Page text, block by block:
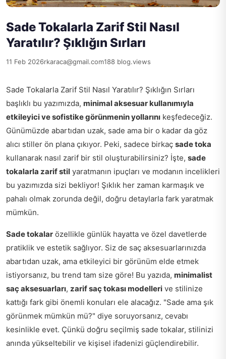
Sade Tokalarla Zarif Stil Nasıl
Yaratılır? Şıklığın Sırları
11 Feb 2026rkaraca@gmail.com188 blog.views
Sade Tokalarla Zarif Stil Nasıl Yaratılır? Şıklığın Sırları
başlıklı bu yazımızda, minimal aksesuar kullanımıyla
etkileyici ve sofistike görünmenin yollarını keşfedeceğiz.
Günümüzde abartıdan uzak, sade ama bir o kadar da göz
alıcı stiller ön plana çıkıyor. Peki, sadece birkaç sade toka
kullanarak nasıl zarif bir stil oluşturabilirsiniz? İşte, sade
tokalarla zarif stil yaratmanın ipuçları ve modanın incelikleri
bu yazımızda sizi bekliyor! Şıklık her zaman karmaşık ve
pahalı olmak zorunda değil, doğru detaylarla fark yaratmak
mümkün.
Sade tokalar özellikle günlük hayatta ve özel davetlerde
pratiklik ve estetik sağlıyor. Siz de saç aksesuarlarınızda
abartıdan uzak, ama etkileyici bir görünüm elde etmek
istiyorsanız, bu trend tam size göre! Bu yazıda, minimalist
saç aksesuarları, zarif saç tokası modelleri ve stilinize
kattığı fark gibi önemli konuları ele alacağız. "Sade ama şık
görünmek mümkün mü?" diye soruyorsanız, cevabı
kesinlikle evet. Çünkü doğru seçilmiş sade tokalar, stilinizi
anında yükseltebilir ve kişisel ifadenizi güçlendirebilir.